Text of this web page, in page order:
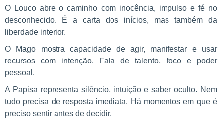
O Louco abre o caminho com inocência, impulso e fé no
desconhecido. É a carta dos inícios, mas também da
liberdade interior.
O Mago mostra capacidade de agir, manifestar e usar
recursos com intenção. Fala de talento, foco e poder
pessoal.
A Papisa representa silêncio, intuição e saber oculto. Nem
tudo precisa de resposta imediata. Há momentos em que é
preciso sentir antes de decidir.